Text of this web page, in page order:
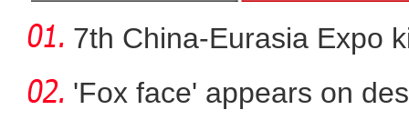
7th China-Eurasia Expo
'Fox face' appears on